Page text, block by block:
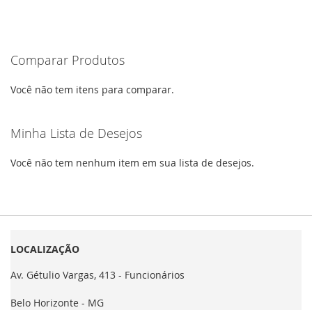
DE
DESEJOS
Comparar Produtos
Você não tem itens para comparar.
Minha Lista de Desejos
Você não tem nenhum item em sua lista de desejos.
LOCALIZAÇÃO
Av. Gétulio Vargas, 413 - Funcionários
Belo Horizonte - MG